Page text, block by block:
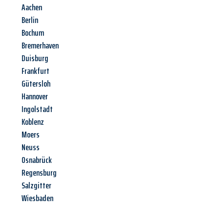
Aachen
Berlin
Bochum
Bremerhaven
Duisburg
Frankfurt
Gütersloh
Hannover
Ingolstadt
Koblenz
Moers
Neuss
Osnabrück
Regensburg
Salzgitter
Wiesbaden